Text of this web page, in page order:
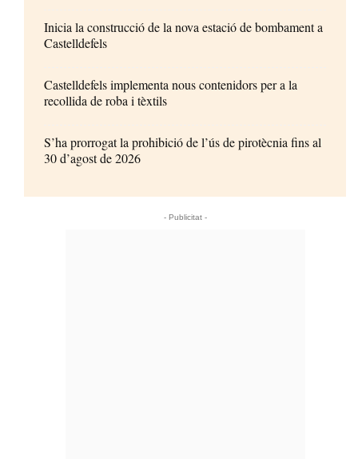
Inicia la construcció de la nova estació de bombament a
Castelldefels
Castelldefels implementa nous contenidors per a la
recollida de roba i tèxtils
S’ha prorrogat la prohibició de l’ús de pirotècnia fins al
30 d’agost de 2026
- Publicitat -